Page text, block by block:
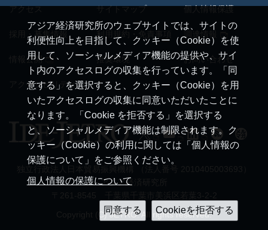
アジア経済研究所のウェブサイトでは、サイトの
利便性向上を目指して、クッキー（Cookie）を使
用して、ソーシャルメディア機能の提供や、サイ
ト内のアクセスログの収集を行っています。「同
意する」を選択すると、クッキー（Cookie）を用
いたアクセスログの収集に同意いただいたことに
なります。「Cookie を拒否する」を選択する
と、ソーシャルメディア機能は制限されます。ク
ッキー（Cookie）の利用に関しては「個人情報の
保護について」をご参照ください。
個人情報の保護について
アクセス サイトマップ 個人情報保護
採用・募集情報 利用規約・免責事項 調達情報
情報公開 推奨環境 お問い合わせ
アクセシビリティ
アジア経済研究所
Copyright (C) JETRO. All rights reserved.